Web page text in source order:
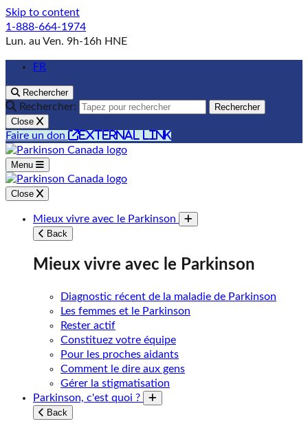
Skip to content
1-888-664-1974
Lun. au Ven. 9h-16h HNE
FR
Rechercher
Rechercher:
Rechercher
Close
Faire un don external link
Menu
Close
Mieux vivre avec le Parkinson
Toggle submenu
Back
Mieux vivre avec le Parkinson
Diagnostic récent de la maladie de Parkinson
Les femmes et le Parkinson
Rester actif
Constituez votre équipe
Pour les proches aidants
Comment le dire aux gens
Gérer la stigmatisation
Parkinson, c'est quoi ?
Toggle submenu
Back